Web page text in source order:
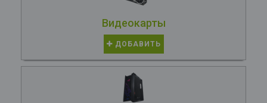
Видеокарты
ДОБАВИТЬ